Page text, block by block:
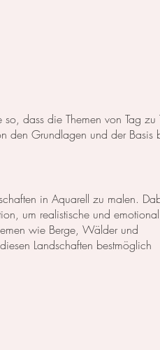
dass die Themen von Tag zu
den Grundlagen und der Basis
in Aquarell zu malen.
um realistische und emotional
wie Berge, Wälder und
Landschaften bestmöglich
möglich darzustellen.